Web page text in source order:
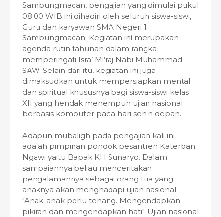
Sambungmacan, pengajian yang dimulai pukul
08:00 WIB ini dihadiri oleh seluruh siswa-siswi,
Guru dan karyawan SMA Negeri 1
Sambungmacan. Kegiatan ini merupakan
agenda rutin tahunan dalam rangka
memperingati Isra’ Mi’raj Nabi Muhammad
SAW. Selain dari itu, kegiatan ini juga
dimaksudkan untuk mempersiapkan mental
dan spiritual khususnya bagi siswa-siswi kelas
XII yang hendak menempuh ujian nasional
berbasis komputer pada hari senin depan.
Adapun mubaligh pada pengajian kali ini
adalah pimpinan pondok pesantren Katerban
Ngawi yaitu Bapak KH Sunaryo. Dalam
sampaiannya beliau menceritakan
pengalamannya sebagai orang tua yang
anaknya akan menghadapi ujian nasional.
"Anak-anak perlu tenang. Mengendapkan
pikiran dan mengendapkan hati". Ujian nasional